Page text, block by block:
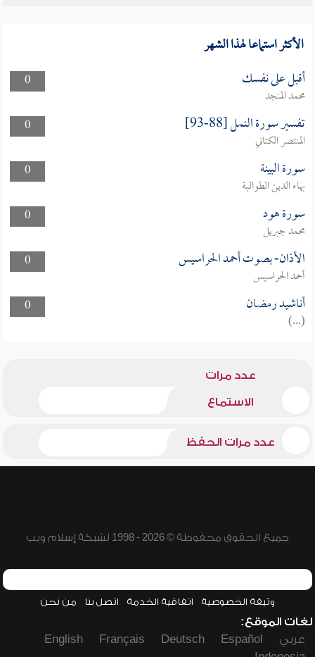
الأكثر استماعا لهذا الشهر
0 أقبل على نفسك
محمد المنجد
0
تفسير سورة النمل [88-93]
المنتصر الكتاني
0
سورة البينة
بهاء الدين الطوالبة
0
سورة هود
محمد جبريل
0
الأذان- بصوت أحمد الحراسيس
أحمد الحراسيس
0
أناشيد رمضان
(...)
عدد مرات
الاستماع
عدد مرات الحفظ
جميع الحقوق محفوظة © 2026 - 1998 لشبكة إسلام ويب
وثيقة الخصوصية اتفاقية الخدمة اتصل بنا من نحن
لغات الموقع:
عربي
Español
Deutsch
Français
English